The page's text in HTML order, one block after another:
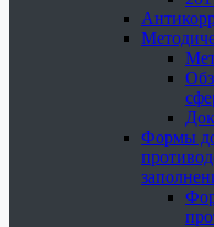
Формы